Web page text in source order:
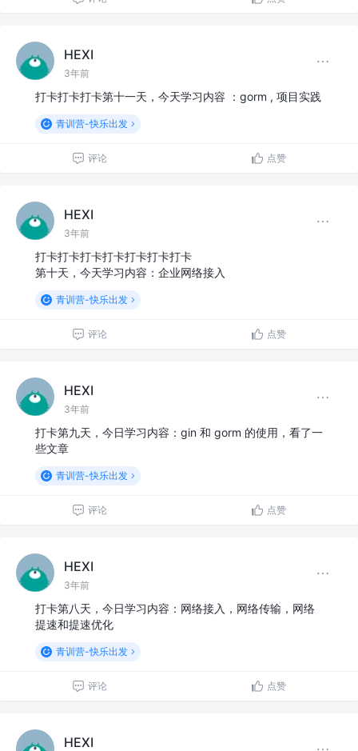
HEXI
3年前
打卡打卡打卡第十一天，今天学习内容 ：gorm , 项目实践
青训营-快乐出发
评论 点赞
HEXI
3年前
打卡打卡打卡打卡打卡打卡打卡
第十天，今天学习内容：企业网络接入
青训营-快乐出发
评论 点赞
HEXI
3年前
打卡第九天，今日学习内容：gin 和 gorm 的使用，看了一
些文章
青训营-快乐出发
评论 点赞
HEXI
3年前
打卡第八天，今日学习内容：网络接入，网络传输，网络
提速和提速优化
青训营-快乐出发
评论 点赞
HEXI